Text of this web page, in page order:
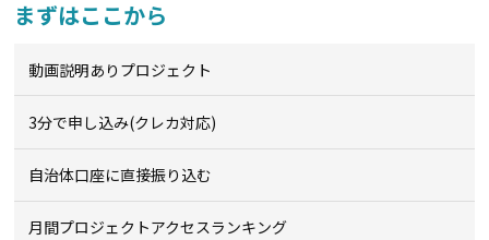
まずはここから
動画説明ありプロジェクト
3分で申し込み(クレカ対応)
自治体口座に直接振り込む
月間プロジェクトアクセスランキング